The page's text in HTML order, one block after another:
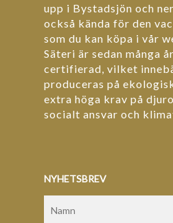
upp i Bystadsjön och
också kända för den
som du kan köpa i vår
Säteri är sedan många
certifierad, vilket
produceras på
extra höga krav på
socialt ansvar och
NYHETSBREV